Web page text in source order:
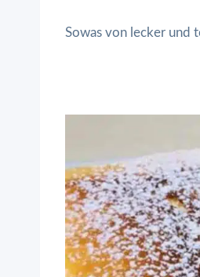
Sowas von lecker und